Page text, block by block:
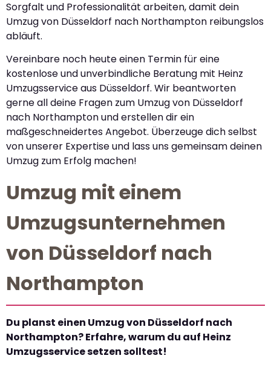
Sorgfalt und Professionalität arbeiten, damit dein
Umzug von Düsseldorf nach Northampton reibungslos
abläuft.
Vereinbare noch heute einen Termin für eine
kostenlose und unverbindliche Beratung mit Heinz
Umzugsservice aus Düsseldorf. Wir beantworten
gerne all deine Fragen zum Umzug von Düsseldorf
nach Northampton und erstellen dir ein
maßgeschneidertes Angebot. Überzeuge dich selbst
von unserer Expertise und lass uns gemeinsam deinen
Umzug zum Erfolg machen!
Umzug mit einem
Umzugsunternehmen
von Düsseldorf nach
Northampton
Du planst einen Umzug von Düsseldorf nach
Northampton? Erfahre, warum du auf Heinz
Umzugsservice setzen solltest!